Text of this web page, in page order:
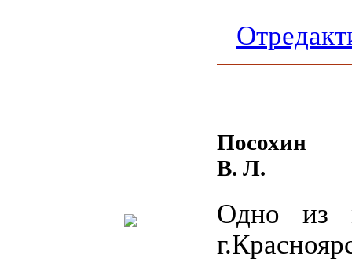
Посохин
В. Л.
Одно из